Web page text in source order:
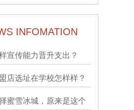
INFOMATION
宣传能力晋升支出？
店选址在学校怎样样？
蜜雪冰城，原来是这个